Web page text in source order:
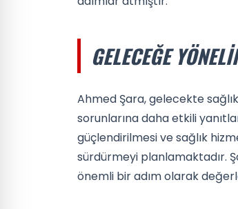
GELECEĞE
Ahmed Şara, gelecekte
sorunlarına daha etkili
güçlendirilmesi ve sağlık
sürdürmeyi planlamaktadır.
önemli bir adım olarak